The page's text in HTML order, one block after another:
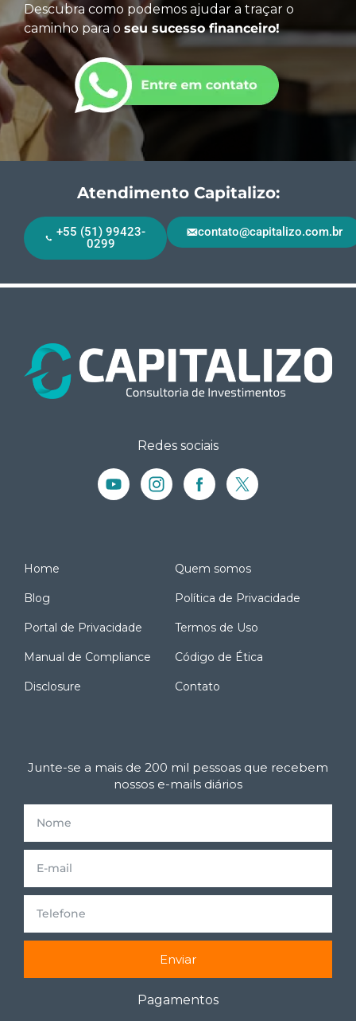
Descubra como podemos ajudar a traçar o
caminho para o seu sucesso financeiro!
Atendimento Capitalizo:
+55 (51) 99423-
0299
contato@capitalizo.com.br
Redes sociais
Home Quem somos
Blog Política de Privacidade
Portal de Privacidade Termos de Uso
Manual de Compliance Código de Ética
Disclosure Contato
Junte-se a mais de 200 mil pessoas que recebem
nossos e-mails diários
Enviar
Pagamentos